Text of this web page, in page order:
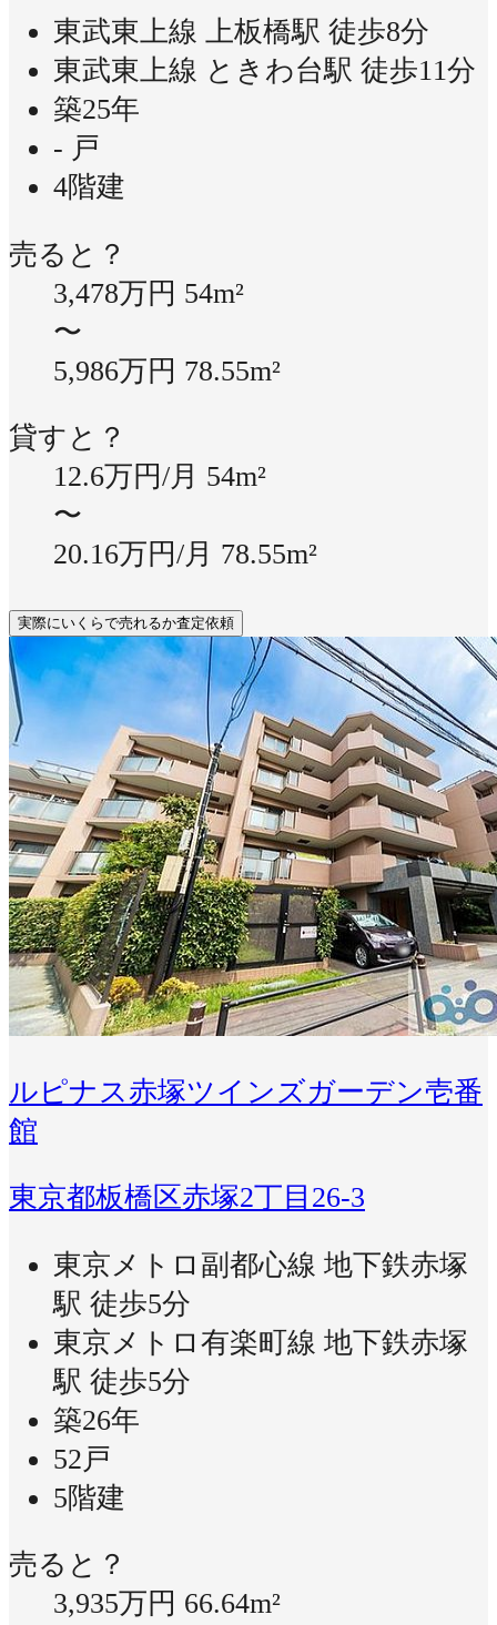
東武東上線 上板橋駅 徒歩8分
東武東上線 ときわ台駅 徒歩11分
築25年
- 戸
4階建
売ると？
3,478万円 54m²
〜
5,986万円 78.55m²
貸すと？
12.6万円/月 54m²
〜
20.16万円/月 78.55m²
実際にいくらで売れるか査定依頼
ルピナス赤塚ツインズガーデン壱番
館
東京都板橋区赤塚2丁目26-3
東京メトロ副都心線 地下鉄赤塚
駅 徒歩5分
東京メトロ有楽町線 地下鉄赤塚
駅 徒歩5分
築26年
52戸
5階建
売ると？
3,935万円 66.64m²